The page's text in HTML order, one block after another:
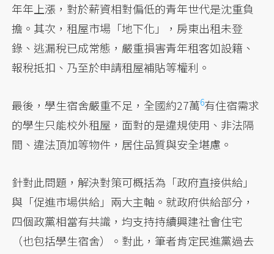
年年上漲，對於薪資相對偏低的青年世代是沈重負
擔。其次，租屋市場「地下化」，房東出租未登
錄、逃漏稅已成常態，嚴重損害青年租客如設籍、
報稅抵扣、乃至於申請租屋補貼等權利。
最後，學生宿舍嚴重不足，全國約27萬6有住宿需求
的學生只能校外租屋，面對的是違規使用、非法隔
間、違法頂加等物件，居住品質與安全堪慮。
針對此問題，解決對策可概括為「政府直接供給」
與「促進市場供給」兩大主軸。就政府供給部分，
四個政黨相當有共識，均支持持續興建社會住宅
（也包括學生宿舍）。對此，筆者肯定民進黨過去